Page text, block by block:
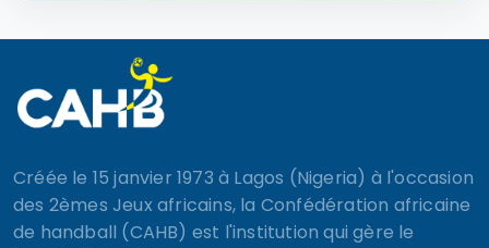
Créée le 15 janvier 1973 à Lagos (Nigeria) à l'occasion
des 2èmes Jeux africains, la Confédération africaine
de handball (CAHB) est l'institution qui gère le